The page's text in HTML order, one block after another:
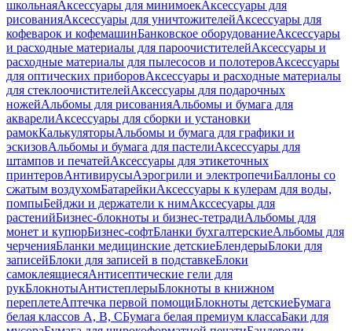
школьнаяАксессуары для минимоекАксессуары для
рисованияАксессуары для уничтожителейАксессуары для
кофеварок и кофемашинБанковское оборудованиеАксессуары
и расходные материалы для пароочистителейАксессуары и
расходные материалы для пылесосов и полотеровАксессуары
для оптических приборовАксессуары и расходные материалы
для стеклоочистителейАксессуары для подарочных
ножейАльбомы для рисованияАльбомы и бумага для
акварелиАксессуары для сборки и установки
рамокКалькуляторыАльбомы и бумага для графики и
эскизовАльбомы и бумага для пастелиАксессуары для
штампов и печатейАксессуары для этикеточных
принтеровАнтивирусыАэрогрили и электропечиБаллоны со
сжатым воздухомБатарейкиАксессуары к кулерам для воды,
помпыБейджи и держатели к нимАкссесуары для
растенийБизнес-блокноты и бизнес-тетрадиАльбомы для
монет и купюрБизнес-софтБланки бухгалтерскиеАльбомы для
черченияБланки медицинские детскиеБлендерыБлоки для
записейБлоки для записей в подставкеБлоки
самоклеящиесяАнтисептические гели для
рукБлокнотыАнтистеплерыБлокноты в книжном
переплетеАптечка первой помощиБлокноты детскиеБумага
белая классов А, В, СБумага белая премиум классаБаки для